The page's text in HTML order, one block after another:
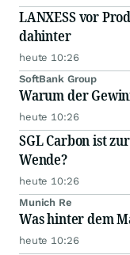
LANXESS vor
dahinter
heute 10:26
SoftBank Group
Warum der
heute 10:26
SGL Carbon ist
Wende?
heute 10:26
Munich Re
Was hinter dem
heute 10:26